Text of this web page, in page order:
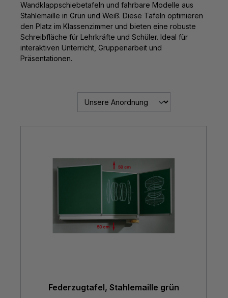
Wandklappschiebetafeln und fahrbare Modelle aus
Stahlemaille in Grün und Weiß. Diese Tafeln optimieren
den Platz im Klassenzimmer und bieten eine robuste
Schreibfläche für Lehrkräfte und Schüler. Ideal für
interaktiven Unterricht, Gruppenarbeit und
Präsentationen.
Federzugtafel, Stahlemaille grün